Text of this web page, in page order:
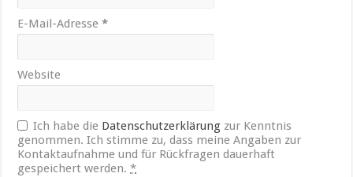
E-Mail-Adresse*
Website
Ich habe die Datenschutzerklärung zur Kenntnis
genommen. Ich stimme zu, dass meine Angaben zur
Kontaktaufnahme und für Rückfragen dauerhaft
gespeichert werden.*